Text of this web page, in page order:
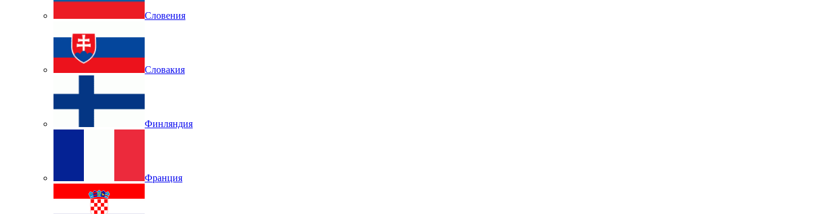
Словения
Словакия
Финляндия
Франция